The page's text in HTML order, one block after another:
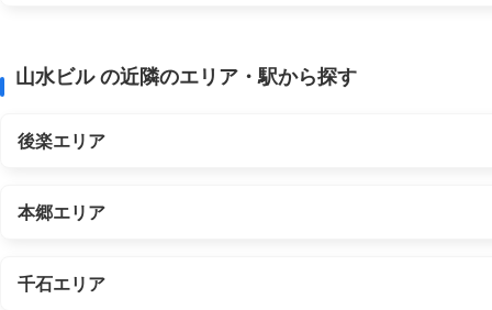
山水ビル の近隣のエリア・駅から探す
後楽エリア
本郷エリア
千石エリア